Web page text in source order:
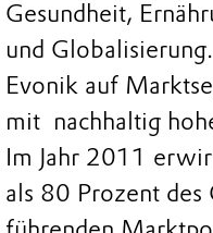
Gesundheit,
und
Evonik auf
mit nachhaltig
Im Jahr 2011
als 80 Prozent des